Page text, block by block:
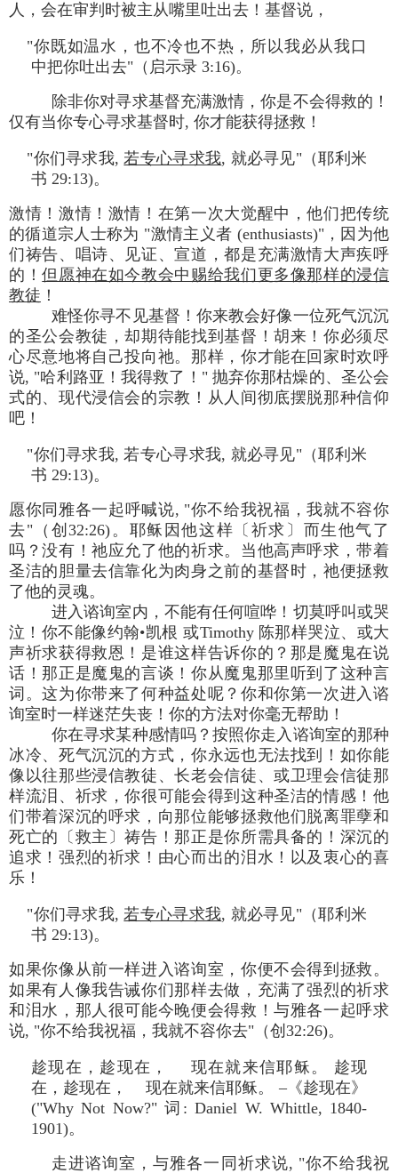
人，会在审判时被主从嘴里吐出去！基督说，
"你既如温水，也不冷也不热，所以我必从我口
中把你吐出去"（启示录 3:16)。
除非你对寻求基督充满激情，你是不会得救的！
仅有当你专心寻求基督时, 你才能获得拯救！
"你们寻求我,若专心寻求我, 就必寻见"（耶利米
书 29:13)。
激情！激情！激情！在第一次大觉醒中，他们把传统
的循道宗人士称为 "激情主义者 (enthusiasts)"，因为他
们祷告、唱诗、见证、宣道，都是充满激情大声疾呼
的！但愿神在如今教会中赐给我们更多像那样的浸信
教徒 ！
难怪你寻不见基督！你来教会好像一位死气沉沉
的圣公会教徒，却期待能找到基督！胡来！你必须尽
心尽意地将自己投向祂。那样，你才能在回家时欢呼
说, "哈利路亚！我得救了！" 抛弃你那枯燥的、圣公会
式的、现代浸信会的宗教！从人间彻底摆脱那种信仰
吧！
"你们寻求我, 若专心寻求我, 就必寻见"（耶利米
书 29:13)。
愿你同雅各一起呼喊说, "你不给我祝福，我就不容你
去"（创32:26)。耶稣因他这样〔祈求〕而生他气了
吗？没有！祂应允了他的祈求。当他高声呼求，带着
圣洁的胆量去信靠化为肉身之前的基督时，祂便拯救
了他的灵魂。
进入谘询室内，不能有任何喧哗！切莫呼叫或哭
泣！你不能像约翰•凯根 或Timothy 陈那样哭泣、或大
声祈求获得救恩！是谁这样告诉你的？那是魔鬼在说
话！那正是魔鬼的言谈！你从魔鬼那里听到了这种言
词。这为你带来了何种益处呢？你和你第一次进入谘
询室时一样迷茫失丧！你的方法对你毫无帮助！
你在寻求某种感情吗？按照你走入谘询室的那种
冰冷、死气沉沉的方式，你永远也无法找到！如你能
像以往那些浸信教徒、长老会信徒、或卫理会信徒那
样流泪、祈求，你很可能会得到这种圣洁的情感！他
们带着深沉的呼求，向那位能够拯救他们脱离罪孽和
死亡的〔救主〕祷告！那正是你所需具备的！深沉的
追求！强烈的祈求！由心而出的泪水！以及衷心的喜
乐！
"你们寻求我,若专心寻求我, 就必寻见"（耶利米
书 29:13)。
如果你像从前一样进入谘询室，你便不会得到拯救。
如果有人像我告诫你们那样去做，充满了强烈的祈求
和泪水，那人很可能今晚便会得救！与雅各一起呼求
说, "你不给我祝福，我就不容你去"（创32:26)。
趁现在，趁现在， 现在就来信耶稣。 趁现
在，趁现在， 现在就来信耶稣。 –《趁现在》
("Why Not Now?" 词: Daniel W. Whittle, 1840-
1901)。
走进谘询室，与雅各一同祈求说, "你不给我祝